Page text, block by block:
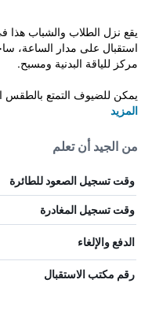
استقبال على مدار الساعة،
مركز للياقة البدنية ومسبح.
يمكن للضيوف التمتع
المزيد
من الجيد أن تعلم
وقت تسجيل الصعود للطائرة
وقت تسجيل المغادرة
الدفع والإلغاء
رقم مكتب الاستقبال